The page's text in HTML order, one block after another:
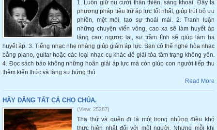
1. Luôn giữ nụ cười thân thiện, sảng khoái. Đây là
phương pháp tiêu trừ áp lực tốt nhất, giúp trút bỏ ưu
phiền, mệt mỏi, tạo sự thoải mái. 2. Tranh luận
những chuyện viển vông, cao xa sẽ làm huyết áp
tăng cao; ngược lại, sự trầm tĩnh sẽ giúp làm hạ
huyết áp. 3. Tiếng nhạc nhẹ nhàng giúp giảm áp lực. Bạn có thể nghe hòa nhạc
bằng piano, guitar hoặc các loại nhạc cụ khác để giải tỏa tâm trạng không yên.
4. Đọc sách báo không những hoãn giải áp lực mà còn giúp con người tiếp thu
thêm kiến thức và tăng sự hứng thú.
Read More
HÃY DÂNG TẤT CẢ CHO CHÚA.
(View: 25287)
Tha thứ và quên đi là một trong những điều khó
thực hiện nhất đối với một người. Nhưng mỗi khi